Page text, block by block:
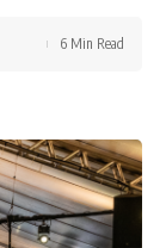
6 Min Read